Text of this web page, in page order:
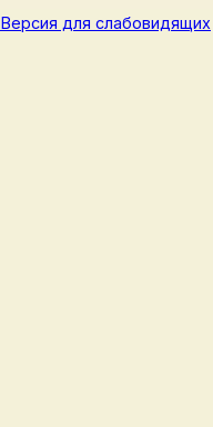
Версия для слабовидящих